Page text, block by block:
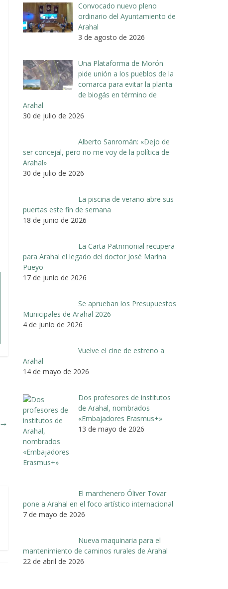
→
Convocado nuevo pleno
ordinario del Ayuntamiento de
Arahal
3 de agosto de 2026
Una Plataforma de Morón
pide unión a los pueblos de la
comarca para evitar la planta
de biogás en término de
Arahal
30 de julio de 2026
Alberto Sanromán: «Dejo de
ser concejal, pero no me voy de la política de
Arahal»
30 de julio de 2026
La piscina de verano abre sus
puertas este fin de semana
18 de junio de 2026
La Carta Patrimonial recupera
para Arahal el legado del doctor José Marina
Pueyo
17 de junio de 2026
Se aprueban los Presupuestos
Municipales de Arahal 2026
4 de junio de 2026
Vuelve el cine de estreno a
Arahal
14 de mayo de 2026
Dos profesores de institutos
de Arahal, nombrados
«Embajadores Erasmus+»
13 de mayo de 2026
El marchenero Óliver Tovar
pone a Arahal en el foco artístico internacional
7 de mayo de 2026
Nueva maquinaria para el
mantenimiento de caminos rurales de Arahal
22 de abril de 2026